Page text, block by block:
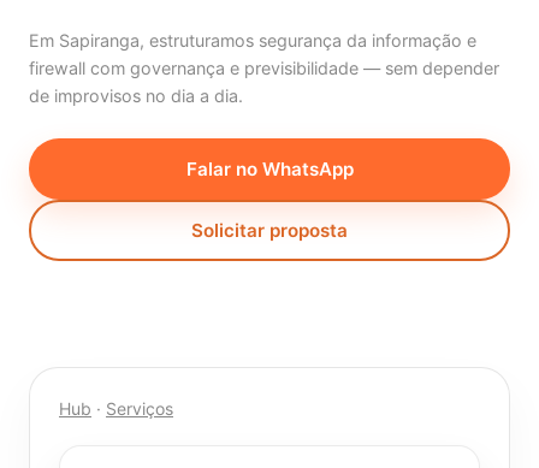
Em Sapiranga, estruturamos segurança da informação e
firewall com governança e previsibilidade — sem depender
de improvisos no dia a dia.
Falar no WhatsApp
Solicitar proposta
Hub · Serviços